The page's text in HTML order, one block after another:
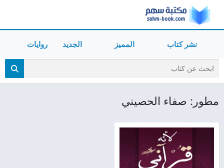
نشر كتاب المميز الجديد روايات
مطور: صفاء الحصيني